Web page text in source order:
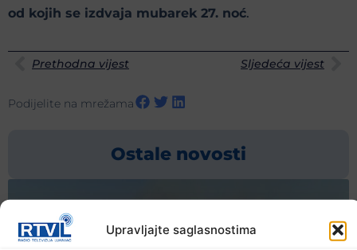
Upravljajte saglasnostima
od kojih se izdvaja mubarek 27. noć.
Prethodna vijest Sljedeća vijest
Podijelite na mrežama
Ostale novosti